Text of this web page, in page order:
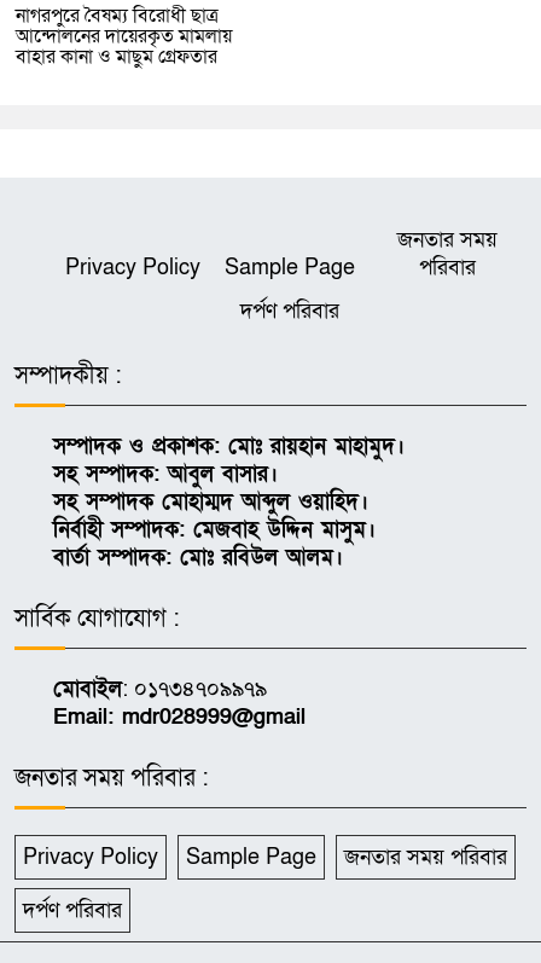
নাগরপুরে বৈষম্য বিরোধী ছাত্র
আন্দোলনের দায়েরকৃত মামলায়
বাহার কানা ও মাছুম গ্রেফতার
Privacy Policy Sample Page
জনতার সময়
পরিবার
দর্পণ পরিবার
সম্পাদকীয় :
সম্পাদক ও প্রকাশক: মোঃ রায়হান মাহামুদ।
সহ সম্পাদক: আবুল বাসার।
সহ সম্পাদক মোহাম্মদ আব্দুল ওয়াহিদ।
নির্বাহী সম্পাদক: মেজবাহ উদ্দিন মাসুম।
বার্তা সম্পাদক: মোঃ রবিউল আলম।
সার্বিক যোগাযোগ :
মোবাইল: ০১৭৩৪৭০৯৯৭৯
Email: mdr028999@gmail
জনতার সময় পরিবার :
Privacy Policy Sample Page
জনতার সময় পরিবার
দর্পণ পরিবার